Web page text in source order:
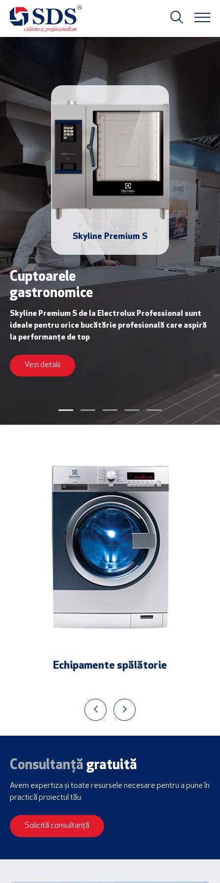
Cuptoarele
gastronomice
Skyline Premium S de la Electrolux Professional sunt
ideale pentru orice bucătărie profesională care aspiră
la performanțe de top
Vezi detalii
Skyline Premium S
Echipamente spălătorie
Consultanță gratuită
Avem expertiza și toate resursele necesare pentru a pune în
practică proiectul tău.
Solicită consultanță